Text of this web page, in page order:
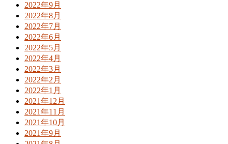
2022年9月
2022年8月
2022年7月
2022年6月
2022年5月
2022年4月
2022年3月
2022年2月
2022年1月
2021年12月
2021年11月
2021年10月
2021年9月